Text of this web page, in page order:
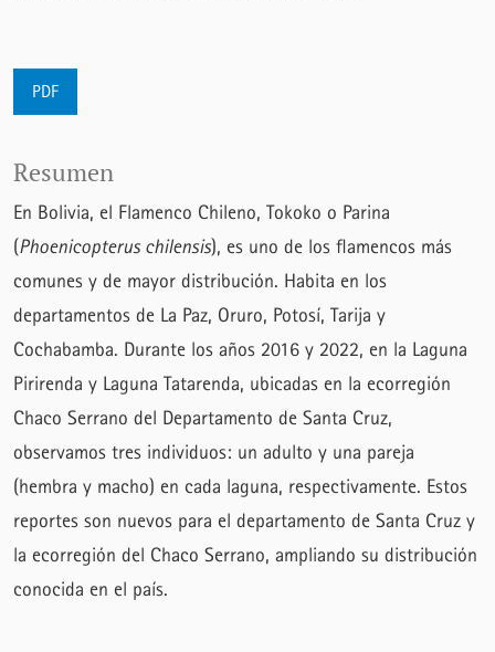
PDF
Resumen
En Bolivia, el Flamenco Chileno, Tokoko o Parina
(Phoenicopterus chilensis), es uno de los flamencos más
comunes y de mayor distribución. Habita en los
departamentos de La Paz, Oruro, Potosí, Tarija y
Cochabamba. Durante los años 2016 y 2022, en la Laguna
Pirirenda y Laguna Tatarenda, ubicadas en la ecorregión
Chaco Serrano del Departamento de Santa Cruz,
observamos tres individuos: un adulto y una pareja
(hembra y macho) en cada laguna, respectivamente. Estos
reportes son nuevos para el departamento de Santa Cruz y
la ecorregión del Chaco Serrano, ampliando su distribución
conocida en el país.